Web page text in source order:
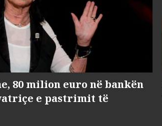
80 milion euro në bankën
e pastrimit të